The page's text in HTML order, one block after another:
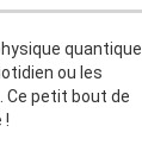
quantique.
ou les
Ce petit bout de
!